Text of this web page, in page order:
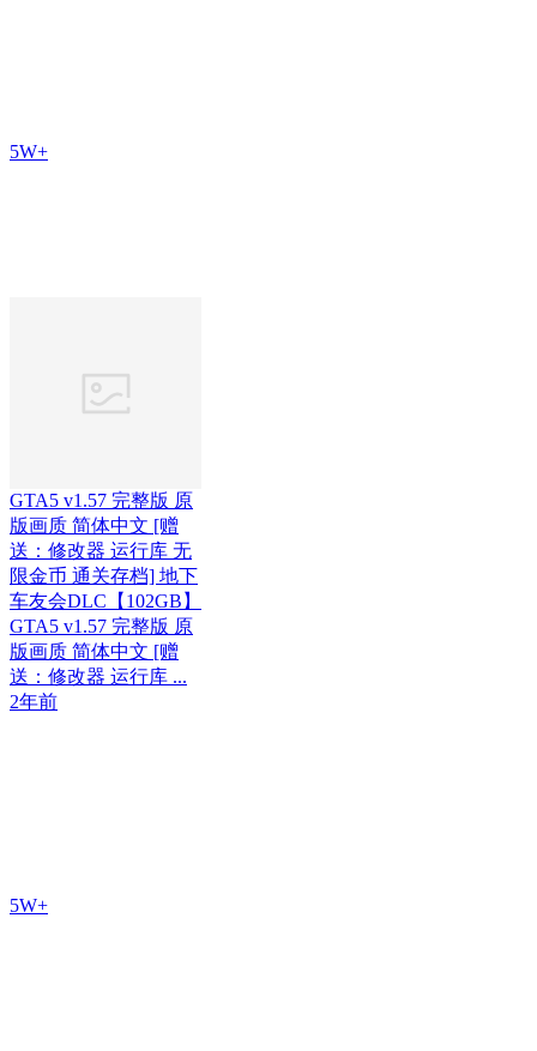
5W+
GTA5 v1.57 完整版 原
版画质 简体中文 [赠
送：修改器 运行库 无
限金币 通关存档] 地下
车友会DLC【102GB】
GTA5 v1.57 完整版 原
版画质 简体中文 [赠
送：修改器 运行库 ...
2年前
5W+